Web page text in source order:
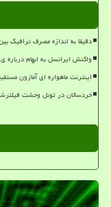
دقیقا به اندازه مصرف ترافیک
واکنش ایرانسل به ابهام
اینترنت ماهواره ای آمازون
خردسالان در تونل وحشت